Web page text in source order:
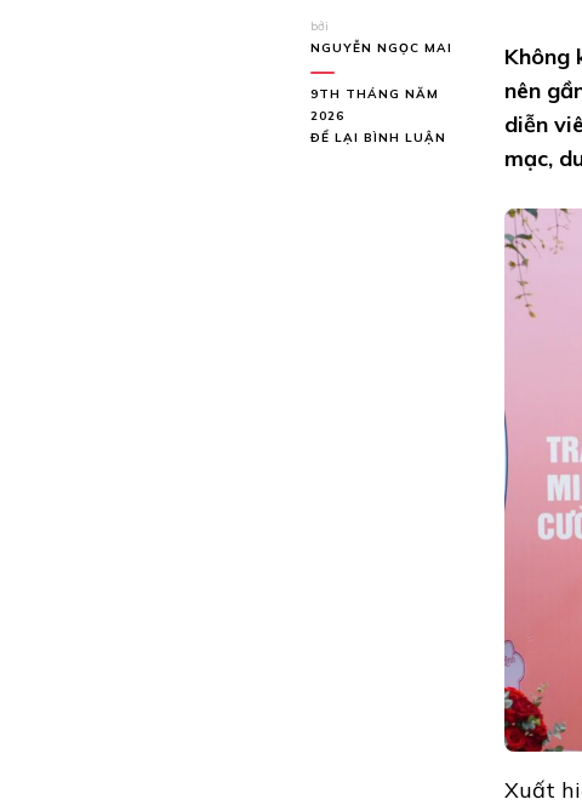
bởi
NGUYỄN NGỌC MAI
9TH THÁNG NĂM
2026
ĐỂ LẠI BÌNH LUẬN
Không
nên
diễn
mạc,
Xuất